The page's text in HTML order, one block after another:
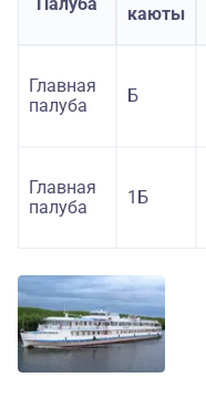
каюты
Главная
палуба
Б
Главная
палуба
1Б